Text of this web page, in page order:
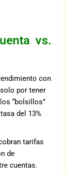
vs.
con
por tener
“bolsillos”
del 13%
tarifas
de
cuentas.